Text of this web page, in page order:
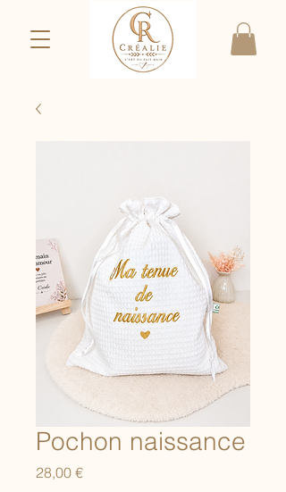
Pochon naissance
28,00 €Prix